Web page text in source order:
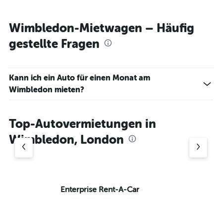
Wimbledon-Mietwagen – Häufig
gestellte Fragen
Kann ich ein Auto für einen Monat am
Wimbledon mieten?
Top-Autovermietungen in
Wimbledon, London
Enterprise Rent-A-Car